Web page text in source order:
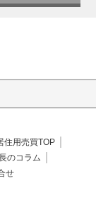
住用売買TOP
のコラム
せ